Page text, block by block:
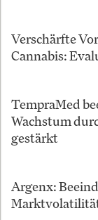
Verschärfte
Cannabis:
TempraMed
Wachstum
gestärkt
Argenx: